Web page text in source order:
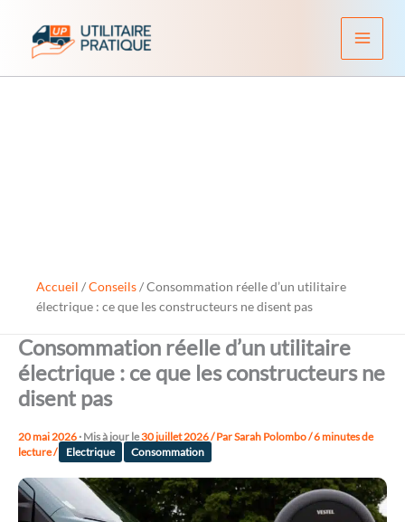
contenu
Accueil /Conseils/Consommation réelle d’un utilitaire
électrique : ce que les constructeurs ne disent pas
Consommation réelle d’un utilitaire
électrique : ce que les constructeurs ne
disent pas
20 mai 2026 · Mis à jour le30 juillet 2026/ ParSarah Polombo/6 minutes de
lecture/ Electrique Consommation